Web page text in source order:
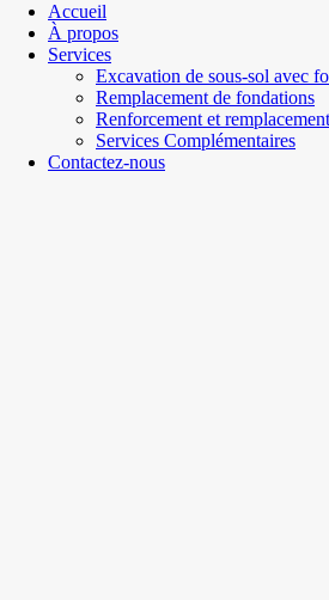
Accueil
À propos
Services
Excavation de sous-sol avec
Remplacement de fondations
Renforcement et
Services Complémentaires
Contactez-nous